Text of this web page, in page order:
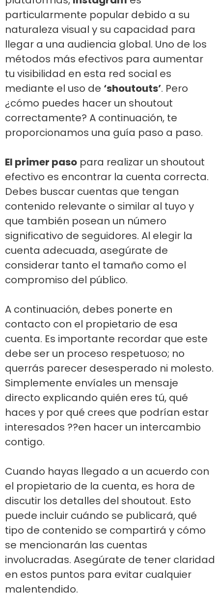
particularmente popular debido a su
naturaleza visual y su capacidad para
llegar a una audiencia global. Uno de los
métodos más efectivos para aumentar
tu visibilidad en esta red social es
mediante el uso de ‘shoutouts’. Pero
¿cómo puedes hacer un shoutout
correctamente? A continuación, te
proporcionamos una guía paso a paso.
El primer paso para realizar un shoutout
efectivo es encontrar la cuenta correcta.
Debes buscar cuentas que tengan
contenido relevante o similar al tuyo y
que también posean un número
significativo de seguidores. Al elegir la
cuenta adecuada, asegúrate de
considerar tanto el tamaño como el
compromiso del público.
A continuación, debes ponerte en
contacto con el propietario de esa
cuenta. Es importante recordar que este
debe ser un proceso respetuoso; no
querrás parecer desesperado ni molesto.
Simplemente envíales un mensaje
directo explicando quién eres tú, qué
haces y por qué crees que podrían estar
interesados ??en hacer un intercambio
contigo.
Cuando hayas llegado a un acuerdo con
el propietario de la cuenta, es hora de
discutir los detalles del shoutout. Esto
puede incluir cuándo se publicará, qué
tipo de contenido se compartirá y cómo
se mencionarán las cuentas
involucradas. Asegúrate de tener claridad
en estos puntos para evitar cualquier
malentendido.